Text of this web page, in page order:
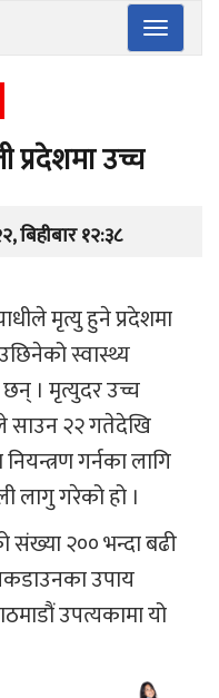
Toggle
प्रदेशमा उच्च
बिहीबार १२:३८
मृत्यु हुने प्रदेशमा
स्वास्थ्य
। मृत्युदर उच्च
साउन २२ गतेदेखि
गर्नका लागि
लागु गरेको हो ।
संख्या २०० भन्दा बढी
उपाय
उपत्यकामा यो